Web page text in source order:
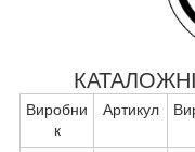
Виробни
к
Артикул